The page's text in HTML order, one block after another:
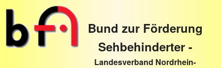
direkt
Textinhalt
Bund zur Förderung
Sehbehinderter -
Landesverband Nordrhein-